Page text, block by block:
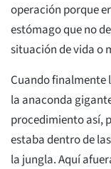
operación porque
estómago que no
situación de vida o
Cuando finalmente
la anaconda
procedimiento así,
estaba dentro de
la jungla. Aquí